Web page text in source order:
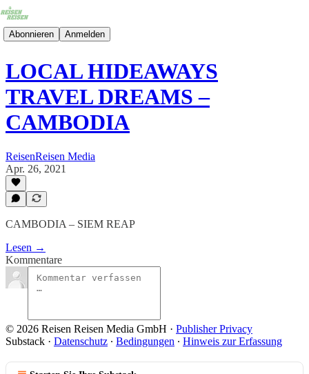
Abonnieren Anmelden
LOCAL HIDEAWAYS
TRAVEL DREAMS –
CAMBODIA
ReisenReisen Media
Apr. 26, 2021
CAMBODIA – SIEM REAP
Lesen →
Kommentare
© 2026 Reisen Reisen Media GmbH · Publisher Privacy
Substack · Datenschutz ∙ Bedingungen ∙ Hinweis zur Erfassung